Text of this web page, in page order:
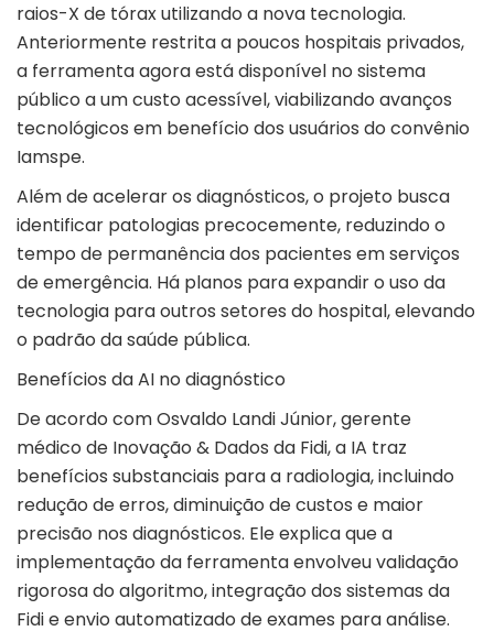
raios-X de tórax utilizando a nova tecnologia.
Anteriormente restrita a poucos hospitais privados,
a ferramenta agora está disponível no sistema
público a um custo acessível, viabilizando avanços
tecnológicos em benefício dos usuários do convênio
Iamspe.
Além de acelerar os diagnósticos, o projeto busca
identificar patologias precocemente, reduzindo o
tempo de permanência dos pacientes em serviços
de emergência. Há planos para expandir o uso da
tecnologia para outros setores do hospital, elevando
o padrão da saúde pública.
Benefícios da AI no diagnóstico
De acordo com Osvaldo Landi Júnior, gerente
médico de Inovação & Dados da Fidi, a IA traz
benefícios substanciais para a radiologia, incluindo
redução de erros, diminuição de custos e maior
precisão nos diagnósticos. Ele explica que a
implementação da ferramenta envolveu validação
rigorosa do algoritmo, integração dos sistemas da
Fidi e envio automatizado de exames para análise.